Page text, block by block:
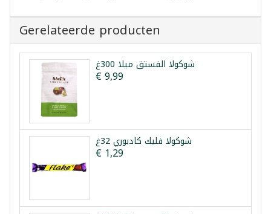
Gerelateerde producten
شوكولا الفستق ميلا 300غ
€ 9,99
شوكولا فليك كادبوري 32غ
€ 1,29